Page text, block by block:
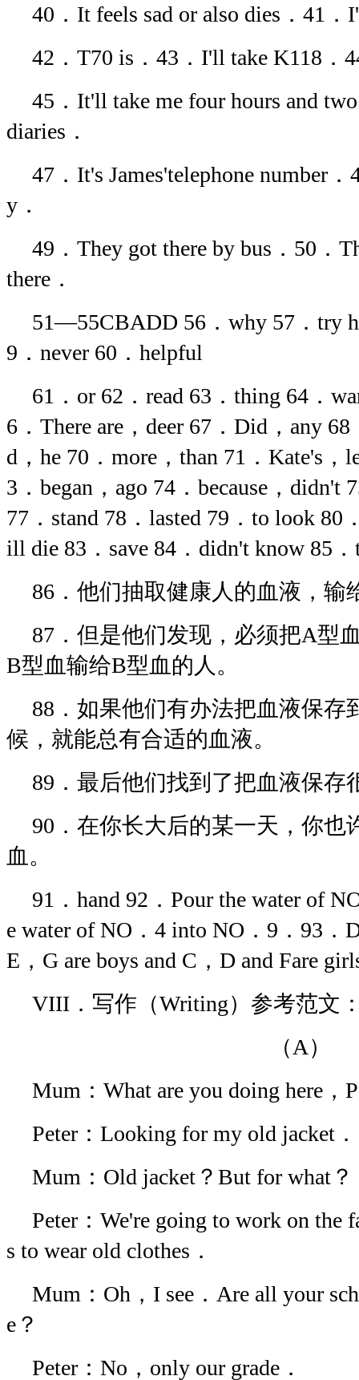
40．It feels sad or also dies．41
42．T70 is．43．I'll take K118．
45．It'll take me four hours and
diaries．
47．It's James'telephone number
y．
49．They got there by bus．50．
there．
51—55CBADD 56．why 57．try
9．never 60．helpful
61．or 62．read 63．thing 64．
6．There are，deer 67．Did，any
d，he 70．more，than 71．Kate's，
3．began，ago 74．because，didn't
77．stand 78．lasted 79．to look 80
ill die 83．save 84．didn't know 85．
86．他们抽取健康人的血液，输
87．但是他们发现，必须把A型
B型血输给B型血的人。
88．如果他们有办法把血液保存
候，就能总有合适的血液。
89．最后他们找到了把血液保存
90．在你长大后的某一天，你也
血。
91．hand 92．Pour the water of
e water of NO．4 into NO．9．93
E，G are boys and C，D and Fare
VIII．写作（Writing）参考范文
（A）
Mum：What are you doing here，
Peter：Looking for my old jacket．
Mum：Old jacket？But for what？
Peter：We're going to work on the
s to wear old clothes．
Mum：Oh，I see．Are all your
e？
Peter：No，only our grade．